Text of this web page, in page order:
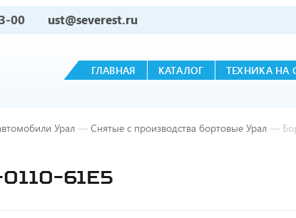
00 ust@severest.ru
ГЛАВНАЯ КАТАЛОГ ТЕХНИКА НА
Урал — Снятые с производства бортовые Урал —
61Е5